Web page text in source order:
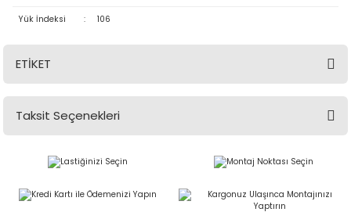
Yük İndeksi : 106
ETİKET
Taksit Seçenekleri